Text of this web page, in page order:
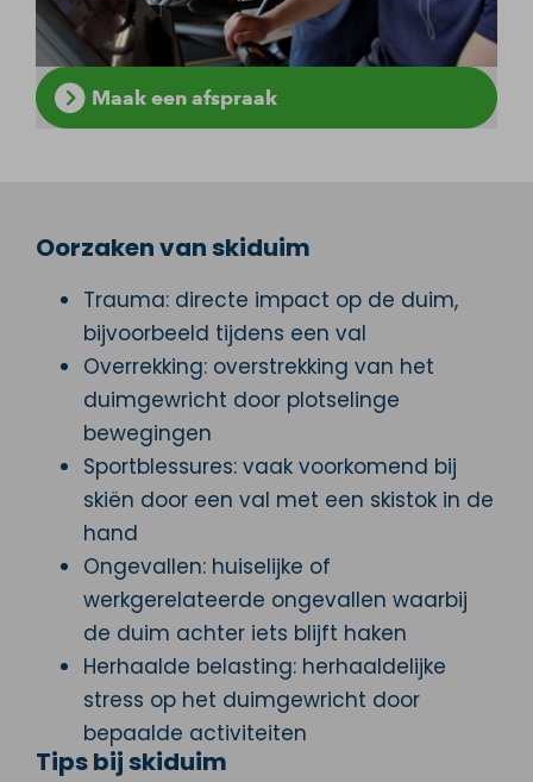
Maak een afspraak
Oorzaken van skiduim
Trauma: directe impact op de duim,
bijvoorbeeld tijdens een val
Overrekking: overstrekking van het
duimgewricht door plotselinge
bewegingen
Sportblessures: vaak voorkomend bij
skiën door een val met een skistok in de
hand
Ongevallen: huiselijke of
werkgerelateerde ongevallen waarbij
de duim achter iets blijft haken
Herhaalde belasting: herhaaldelijke
stress op het duimgewricht door
bepaalde activiteiten
Tips bij skiduim